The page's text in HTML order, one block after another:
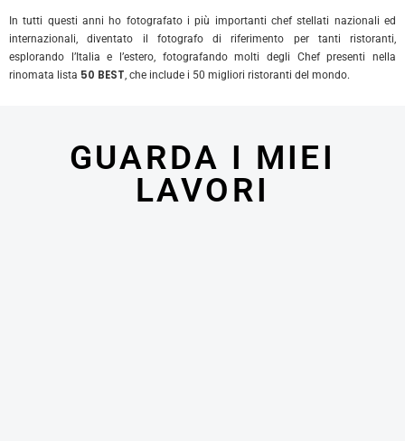
In tutti questi anni ho fotografato i più importanti chef stellati nazionali ed
internazionali, diventato il fotografo di riferimento per tanti ristoranti,
esplorando l’Italia e l’estero, fotografando molti degli Chef presenti nella
rinomata lista 50 BEST, che include i 50 migliori ristoranti del mondo.
GUARDA I MIEI
LAVORI